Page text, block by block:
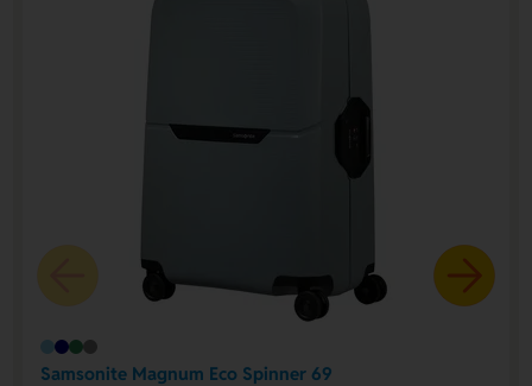
Samsonite Magnum Eco Spinner 69